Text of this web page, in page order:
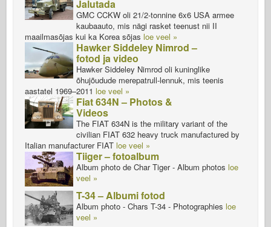
Jalutada
GMC CCKW oli 21/2-tonnine 6x6 USA armee
kaubaauto, mis nägi rasket teenust nii II
maailmasõjas kui ka Korea sõjas loe veel »
Hawker Siddeley Nimrod –
fotod ja video
Hawker Siddeley Nimrod oli kuninglike
õhujõudude merepatrull-lennuk, mis teenis
aastatel 1969–2011 loe veel »
Fiat 634N – Photos &
Videos
The FIAT 634N is the military variant of the
civilian FIAT 632 heavy truck manufactured by
Italian manufacturer FIAT loe veel »
Tiiger – fotoalbum
Album photo de Char Tiger - Album photos loe
veel »
T-34 – Albumi fotod
Album photo - Chars T-34 - Photographies loe
veel »